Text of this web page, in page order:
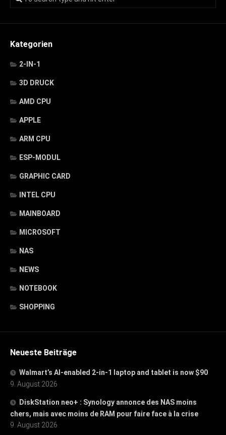
Kategorien
2-IN-1
3D DRUCK
AMD CPU
APPLE
ARM CPU
ESP-MODUL
GRAPHIC CARD
INTEL CPU
MAINBOARD
MICROSOFT
NAS
NEWS
NOTEBOOK
SHOPPING
Neueste Beiträge
Walmart’s AI-enabled 2-in-1 laptop and tablet is now $90
9. August 2026
DiskStation neo+ : Synology annonce des NAS moins
chers, mais avec moins de RAM pour faire face à la crise
9. August 2026